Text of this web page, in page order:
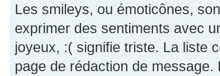
Les smileys, ou émoticônes,
exprimer des sentiments avec
joyeux, :( signifie triste. La liste
page de rédaction de